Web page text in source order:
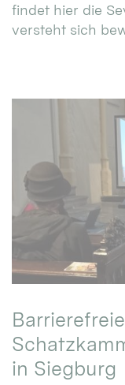
findet hier die
versteht sich
in Siegburg